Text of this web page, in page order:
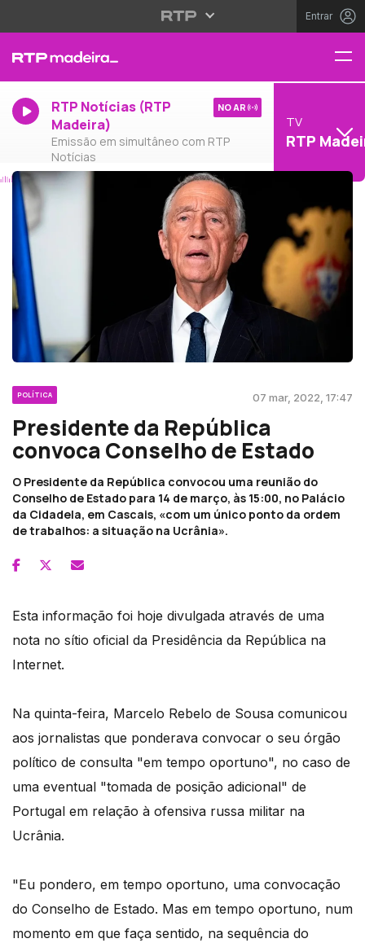
Entrar
RTP Notícias (RTP
Madeira)
Emissão em simultâneo com RTP
Notícias
NO AR
TV
RTP
POLÍTICA 07 mar, 2022, 17:47
Presidente da República
convoca Conselho de Estado
O Presidente da República convocou uma reunião do
Conselho de Estado para 14 de março, às 15:00, no Palácio
da Cidadela, em Cascais, «com um único ponto da ordem
de trabalhos: a situação na Ucrânia».
Esta informação foi hoje divulgada através de uma
nota no sítio oficial da Presidência da República na
Internet.
Na quinta-feira, Marcelo Rebelo de Sousa comunicou
aos jornalistas que ponderava convocar o seu órgão
político de consulta "em tempo oportuno", no caso de
uma eventual "tomada de posição adicional" de
Portugal em relação à ofensiva russa militar na
Ucrânia.
"Eu pondero, em tempo oportuno, uma convocação
do Conselho de Estado. Mas em tempo oportuno, num
momento em que faça sentido, na sequência do